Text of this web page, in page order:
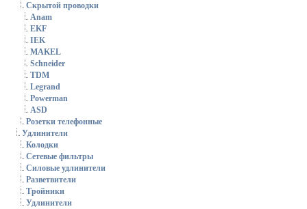
Скрытой проводки
Anam
EKF
IEK
MAKEL
Schneider
TDM
Legrand
Powerman
ASD
Розетки телефонные
Удлинители
Колодки
Сетевые фильтры
Силовые удлинители
Разветвители
Тройники
Удлинители